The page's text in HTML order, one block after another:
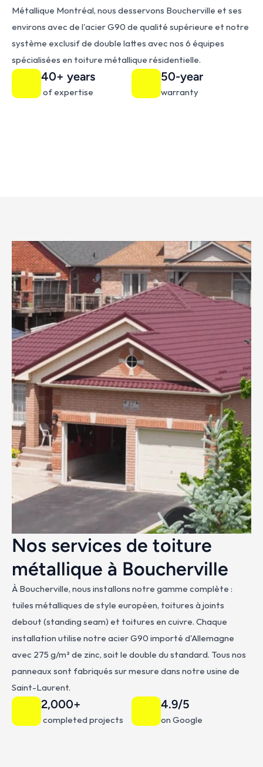
Métallique Montréal, nous desservons Boucherville et ses
environs avec de l'acier G90 de qualité supérieure et notre
système exclusif de double lattes avec nos 6 équipes
spécialisées en toiture métallique résidentielle.
40+ years
of expertise
50-year
warranty
Nos services de toiture
métallique à Boucherville
À Boucherville, nous installons notre gamme complète :
tuiles métalliques de style européen, toitures à joints
debout (standing seam) et toitures en cuivre. Chaque
installation utilise notre acier G90 importé d'Allemagne
avec 275 g/m² de zinc, soit le double du standard. Tous nos
panneaux sont fabriqués sur mesure dans notre usine de
Saint-Laurent.
2,000+
completed projects
4.9/5
on Google